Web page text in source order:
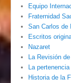
Equipo
Fraternidad
San Carlos de
Escritos
Nazaret
La Revisión
La
Historia de la